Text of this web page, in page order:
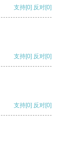
支持[0] 反对[0]
支持[0] 反对[0]
支持[0] 反对[0]